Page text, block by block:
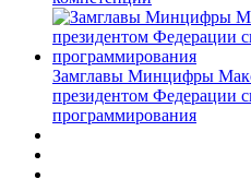
Замглавы Минцифры
президентом Федерации
программирования